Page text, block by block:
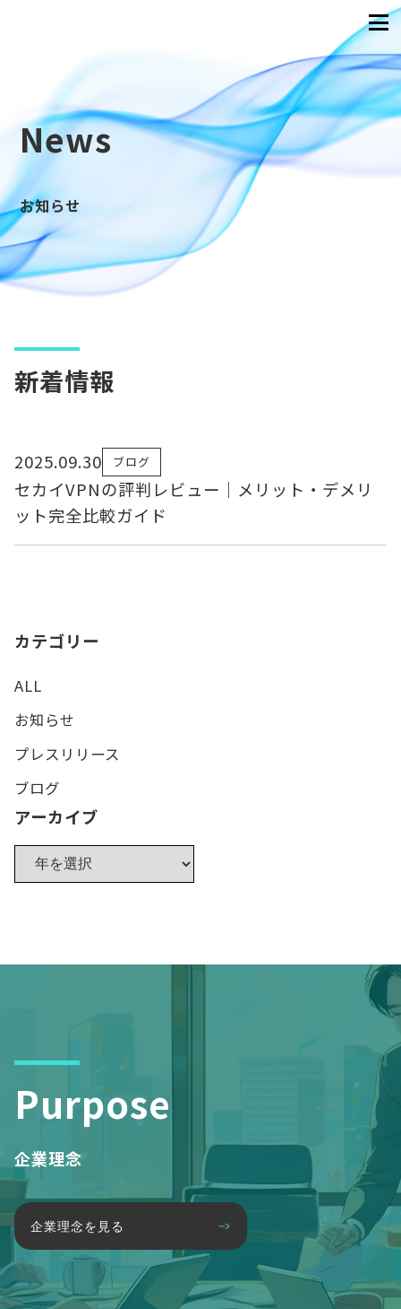
News
お知らせ
新着情報
2025.09.30 ブログ
セカイVPNの評判レビュー｜メリット・デメリ
ット完全比較ガイド
カテゴリー
ALL
お知らせ
プレスリリース
ブログ
アーカイブ
Purpose
企業理念
企業理念を見る